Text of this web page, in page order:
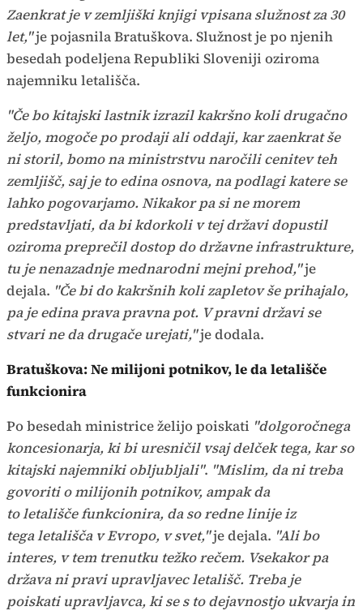
Zaenkrat je v zemljiški knjigi vpisana služnost za 30
let,"je pojasnila Bratuškova. Služnost je po njenih
besedah podeljena Republiki Sloveniji oziroma
najemniku letališča.
"Če bo kitajski lastnik izrazil kakršno koli drugačno
željo, mogoče po prodaji ali oddaji, kar zaenkrat še
ni storil, bomo na ministrstvu naročili cenitev teh
zemljišč, saj je to edina osnova, na podlagi katere se
lahko pogovarjamo. Nikakor pa si ne morem
predstavljati, da bi kdorkoli v tej državi dopustil
oziroma preprečil dostop do državne infrastrukture,
tu je nenazadnje mednarodni mejni prehod,"je
dejala. "Če bi do kakršnih koli zapletov še prihajalo,
pa je edina prava pravna pot. V pravni državi se
stvari ne da drugače urejati,"je dodala.
Bratuškova: Ne milijoni potnikov, le da letališče
funkcionira
Po besedah ministrice želijo poiskati "dolgoročnega
koncesionarja, ki bi uresničil vsaj delček tega, kar so
kitajski najemniki obljubljali". "Mislim, da ni treba
govoriti o milijonih potnikov, ampak da
to letališče funkcionira, da so redne linije iz
tega letališča v Evropo, v svet,"je dejala. "Ali bo
interes, v tem trenutku težko rečem. Vsekakor pa
država ni pravi upravljavec letališč. Treba je
poiskati upravljavca, ki se s to dejavnostjo ukvarja in